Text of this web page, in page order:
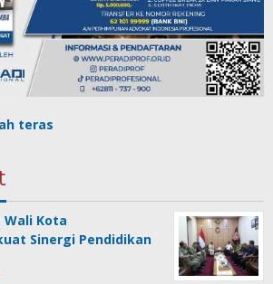
Kota
Sinergi Pendidikan